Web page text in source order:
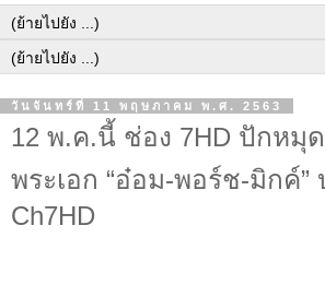
วันจันทร์ที่ 11 พฤษภาคม พ.ศ. 2563
12 พ.ค.นี้ ช่อง 7HD ปักหมุ
พระเอก “อ๋อม-พอร์ช-มิกค์”
Ch7HD